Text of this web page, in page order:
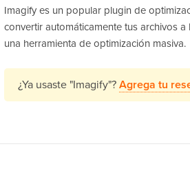
Imagify es un popular plugin de
convertir automáticamente tus archivos
una herramienta de optimización masiva.
¿Ya usaste "Imagify"?Agrega tu